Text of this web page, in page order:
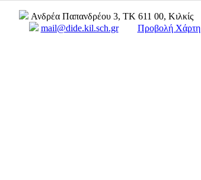
Ανδρέα Παπανδρέου 3, ΤΚ 611 00, Κιλκίς
mail@dide.kil.sch.gr
Προβολή Χάρτη